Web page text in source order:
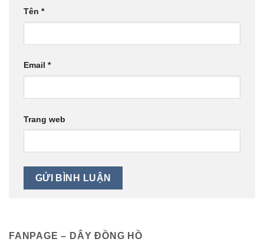
Tên *
Email *
Trang web
FANPAGE – DÂY ĐỒNG HỒ